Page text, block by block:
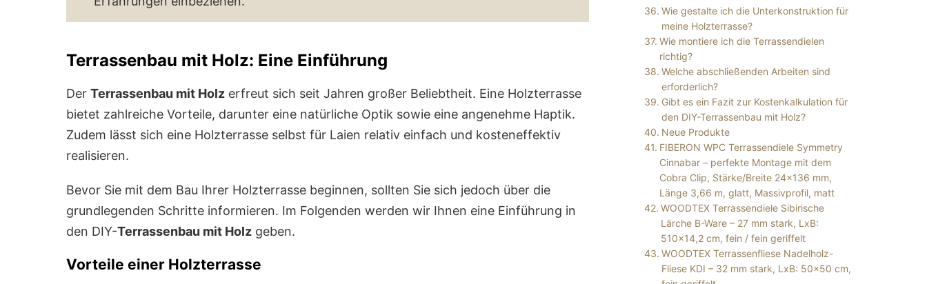
Terrassenbau mit Holz: Eine Einführung
Der Terrassenbau mit Holz erfreut sich seit Jahren großer Beliebtheit. Eine Holzterrasse
bietet zahlreiche Vorteile, darunter eine natürliche Optik sowie eine angenehme Haptik.
Zudem lässt sich eine Holzterrasse selbst für Laien relativ einfach und kosteneffektiv
realisieren.
Bevor Sie mit dem Bau Ihrer Holzterrasse beginnen, sollten Sie sich jedoch über die
grundlegenden Schritte informieren. Im Folgenden werden wir Ihnen eine Einführung in
den DIY-Terrassenbau mit Holz geben.
Vorteile einer Holzterrasse
Wie gestalte ich die Unterkonstruktion für
meine Holzterrasse?
Wie montiere ich die Terrassendielen
richtig?
Welche abschließenden Arbeiten sind
erforderlich?
Gibt es ein Fazit zur Kostenkalkulation für
den DIY-Terrassenbau mit Holz?
Neue Produkte
FIBERON WPC Terrassendiele Symmetry
Cinnabar – perfekte Montage mit dem
Cobra Clip, Stärke/Breite 24×136 mm,
Länge 3,66 m, glatt, Massivprofil, matt
WOODTEX Terrassendiele Sibirische
Lärche B-Ware – 27 mm stark, LxB:
510×14,2 cm, fein / fein geriffelt
WOODTEX Terrassenfliese Nadelholz-
Fliese KDI – 32 mm stark, LxB: 50×50 cm,